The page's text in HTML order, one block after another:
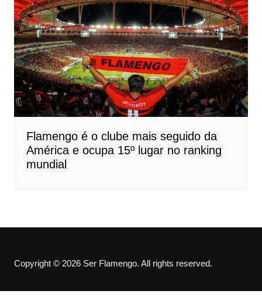
Flamengo é o clube mais seguido da
América e ocupa 15º lugar no ranking
mundial
Copyright © 2026 Ser Flamengo. All rights reserved.